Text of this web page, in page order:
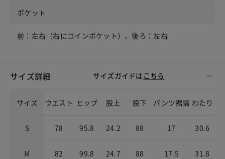
ポケット
前：左右（右にコインポケット）、後ろ：左右
サイズ詳細 サイズガイドは こちら
サイズ ウエスト ヒップ 股上 股下 パンツ裾幅 わたり
S 78 95.8 24.2 88 17 30.6
M 82 99.8 24.7 88 17.5 31.8